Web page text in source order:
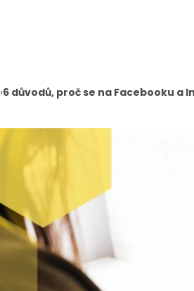
›6 důvodů, proč se na Facebooku